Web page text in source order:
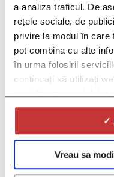
a analiza traficul. De
rețele sociale, de
privire la modul în care
pot combina cu alte
în urma folosirii
continuați să utilizați
✓
Vreau sa
Ce este DOC
Ce sunt studiile
Găsiți un studiu
Centre de
Cum ajutăm
Sponsori și
Povestea noastră
Valorile noastre
Rezultatele